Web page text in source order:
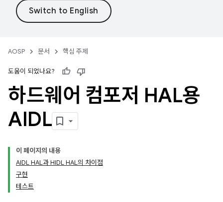
AOSP 문서 핵심 주제
도움이 되었나요?
하드웨어 컴포저 HAL용
AIDL
이 페이지의 내용
AIDL HAL과 HIDL HAL의 차이점
구현
테스트